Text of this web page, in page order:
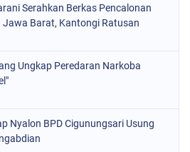
Serahkan Berkas Pencalonan
Jawa Barat, Kantongi Ratusan
Ungkap Peredaran Narkoba
Nyalon BPD Cigunungsari Usung